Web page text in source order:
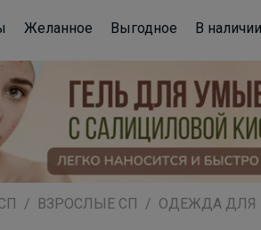
Желанное Выгодное В наличии
ВЗРОСЛЫЕ СП ОДЕЖДА ДЛЯ